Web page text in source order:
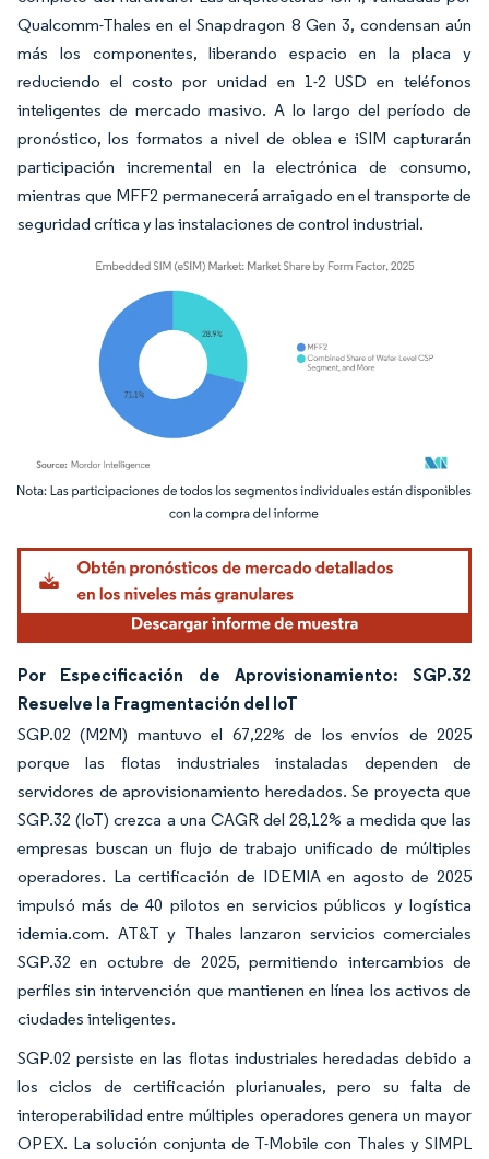
Qualcomm-Thales en el Snapdragon 8 Gen 3, condensan aún
más los componentes, liberando espacio en la placa y
reduciendo el costo por unidad en 1-2 USD en teléfonos
inteligentes de mercado masivo. A lo largo del período de
pronóstico, los formatos a nivel de oblea e iSIM capturarán
participación incremental en la electrónica de consumo,
mientras que MFF2 permanecerá arraigado en el transporte de
seguridad crítica y las instalaciones de control industrial.
Imagen © Mordor Intelligence. El uso requiere atribución según CC BY 4.0.
Por Especificación de Aprovisionamiento: SGP.32
Resuelve la Fragmentación del IoT
SGP.02 (M2M) mantuvo el 67,22% de los envíos de 2025
porque las flotas industriales instaladas dependen de
servidores de aprovisionamiento heredados. Se proyecta que
SGP.32 (IoT) crezca a una CAGR del 28,12% a medida que las
empresas buscan un flujo de trabajo unificado de múltiples
operadores. La certificación de IDEMIA en agosto de 2025
impulsó más de 40 pilotos en servicios públicos y logística
idemia.com. AT&T y Thales lanzaron servicios comerciales
SGP.32 en octubre de 2025, permitiendo intercambios de
perfiles sin intervención que mantienen en línea los activos de
ciudades inteligentes.
SGP.02 persiste en las flotas industriales heredadas debido a
los ciclos de certificación plurianuales, pero su falta de
interoperabilidad entre múltiples operadores genera un mayor
OPEX. La solución conjunta de T-Mobile con Thales y SIMPL